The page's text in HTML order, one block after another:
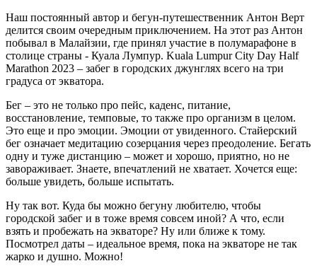
Наш постоянный автор и бегун-путешественник Антон Верт
делится своим очередным приключением. На этот раз Антон
побывал в Малайзии, где принял участие в полумарафоне в
столице страны - Куала Лумпур. Kuala Lumpur City Day Half
Marathon 2023 – забег в городских джунглях всего на три
градуса от экватора.
Бег – это не только про пейс, каденс, питание,
восстановление, темповые, то также про организм в целом.
Это еще и про эмоции. Эмоции от увиденного. Стайерский
бег означает медитацию созерцания через преодоление. Бегать
одну и туже дистанцию – может и хорошо, приятно, но не
завораживает. Знаете, впечатлений не хватает. Хочется еще:
больше увидеть, больше испытать.
Ну так вот. Куда бы можно бегуну любителю, чтобы
городской забег и в тоже время совсем иной? А что, если
взять и пробежать на экваторе? Ну или ближе к тому.
Посмотрел даты – идеальное время, пока на экваторе не так
жарко и душно. Можно!